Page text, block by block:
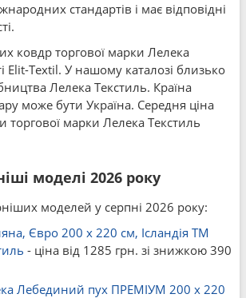
стандартів і має відповідні
ковдр торгової марки Лелека
Elit-Textil. У нашому каталозі близько
Лелека Текстиль. Країна
може бути Україна. Середня ціна
торгової марки Лелека Текстиль
моделі 2026 року
моделей у серпні 2026 року:
Євро 200 x 220 см, Ісландія ТМ
- ціна від 1285 грн. зі знижкою 390
Лебединий пух ПРЕМІУМ 200 x 220